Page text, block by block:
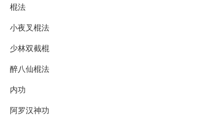
棍法
小夜叉棍法
少林双截棍
醉八仙棍法
内功
阿罗汉神功